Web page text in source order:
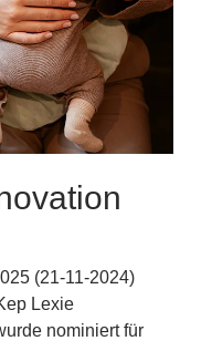
(21-11-2024)
Lexie
nominiert für